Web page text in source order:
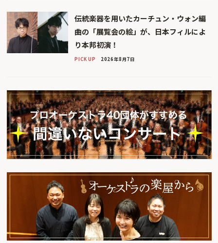
伝統楽器を用いたカーチュン・ウォン編
曲の「展覧会の絵」が、日本フィルによ
り本邦初演！
PICK UP 2026年8月7日